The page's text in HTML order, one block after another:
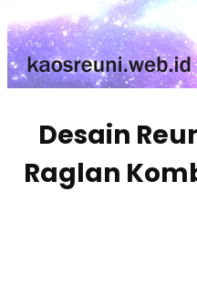
Desain
Raglan